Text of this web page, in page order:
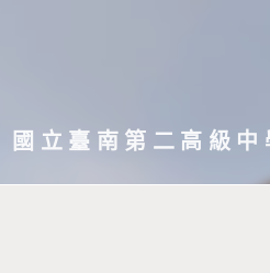
主國立臺南第二高級中